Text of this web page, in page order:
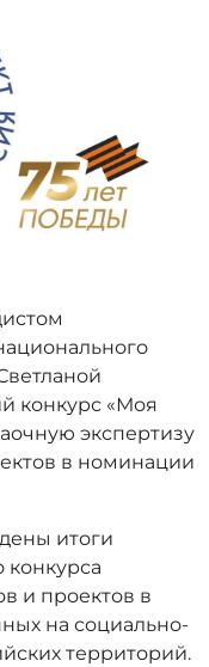
конкурс «Моя
экспертизу
в номинации
итоги
конкурса
и проектов в
на социально-
территорий.